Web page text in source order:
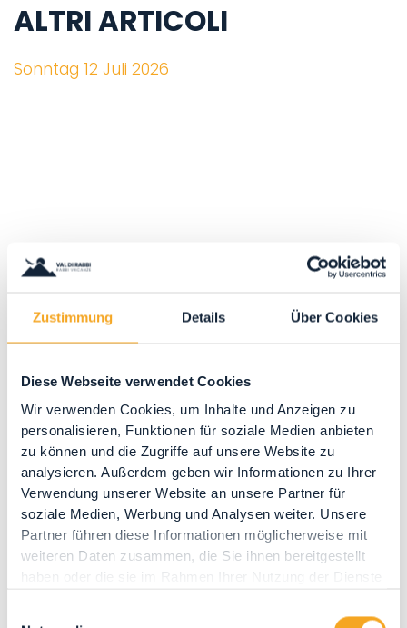
Zustimmung Details Über Cookies
Diese Webseite verwendet Cookies
Wir verwenden Cookies, um Inhalte und Anzeigen zu
personalisieren, Funktionen für soziale Medien anbieten
zu können und die Zugriffe auf unsere Website zu
analysieren. Außerdem geben wir Informationen zu Ihrer
Verwendung unserer Website an unsere Partner für
soziale Medien, Werbung und Analysen weiter. Unsere
Partner führen diese Informationen möglicherweise mit
weiteren Daten zusammen, die Sie ihnen bereitgestellt
haben oder die sie im Rahmen Ihrer Nutzung der Dienste
ALTRI ARTICOLI
Sonntag 12 Juli 2026
COME SPOSTARSI IN VAL DI
Eccovi arrivati in Valle… Ed ora? Come spostarsi
in Val di Rabbi?
Abbiamo raccolto per voi alcune informazioni
utili sulla mobilità...
SCOPRI DI PIÙ